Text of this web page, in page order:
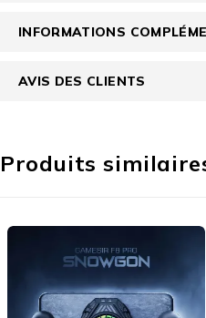
INFORMATIONS
AVIS DES CLIENTS
Produits